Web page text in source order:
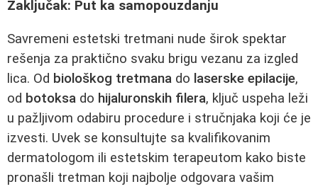
Zaključak: Put ka samopouzdanju
Savremeni estetski tretmani nude širok spektar
rešenja za praktično svaku brigu vezanu za izgled
lica. Od biološkog tretmana do laserske epilacije,
od botoksa do hijaluronskih filera, ključ uspeha leži
u pažljivom odabiru procedure i stručnjaka koji će je
izvesti. Uvek se konsultujte sa kvalifikovanim
dermatologom ili estetskim terapeutom kako biste
pronašli tretman koji najbolje odgovara vašim